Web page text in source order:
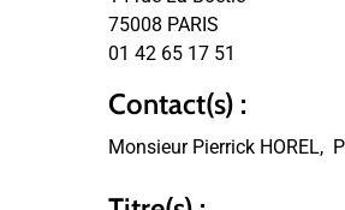
75008 PARIS
01 42 65 17 51
Contact(s) :
Monsieur Pierrick HOREL,